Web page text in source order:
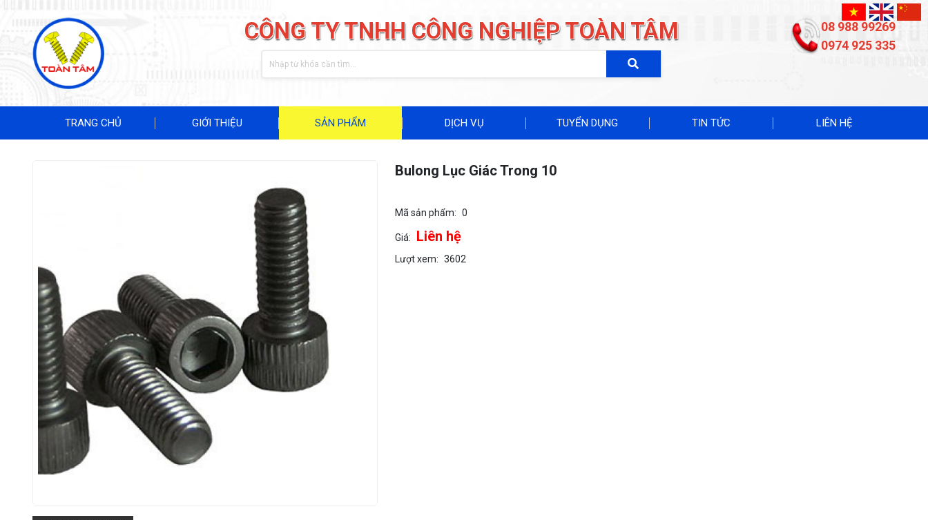
CÔNG TY TNHH CÔNG NGHIỆP TOÀN TÂM
08 988 99269
0974 925 335
TRANG CHỦ GIỚI THIỆU SẢN PHẨM DỊCH VỤ TUYỂN DỤNG TIN TỨC LIÊN HỆ
Bulong Lục Giác Trong 10
Mã sản phẩm: 0
Giá: Liên hệ
Lượt xem: 3602